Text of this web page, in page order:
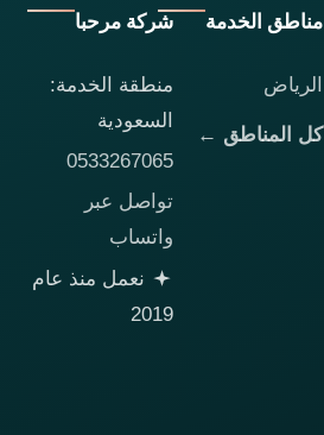
مناطق الخدمة
الرياض
كل المناطق ←
شركة مرحبا
منطقة الخدمة:
السعودية
0533267065
تواصل عبر
واتساب
نعمل منذ عام
2019